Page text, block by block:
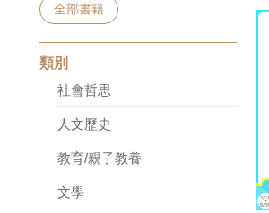
全部書籍
類別
社會哲思
人文歷史
教育/親子教養
文學